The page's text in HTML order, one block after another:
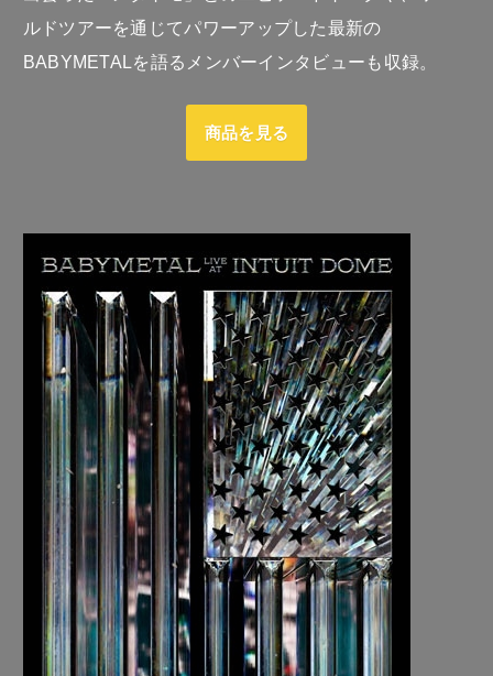
ルドツアーを通じてパワーアップした最新の
BABYMETALを語るメンバーインタビューも収録。
商品を見る